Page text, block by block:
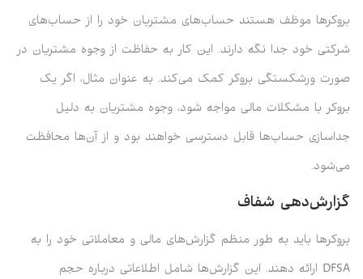
بروکرها موظف هستند حساب‌های مشتریان خود را از حساب‌های
شرکتی خود جدا نگه دارند. این کار به حفاظت از وجوه مشتریان در
صورت ورشکستگی بروکر کمک می‌کند. به عنوان مثال، اگر یک
بروکر با مشکلات مالی مواجه شود، وجوه مشتریان به دلیل
جداسازی حساب‌ها قابل دسترسی خواهند بود و از آن‌ها محافظت
می‌شود.
گزارش‌دهی شفاف
بروکرها باید به طور منظم گزارش‌های مالی و معاملاتی خود را به
DFSA ارائه دهند. این گزارش‌ها شامل اطلاعاتی درباره حجم